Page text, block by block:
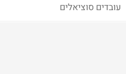
עובדים סוציאלים